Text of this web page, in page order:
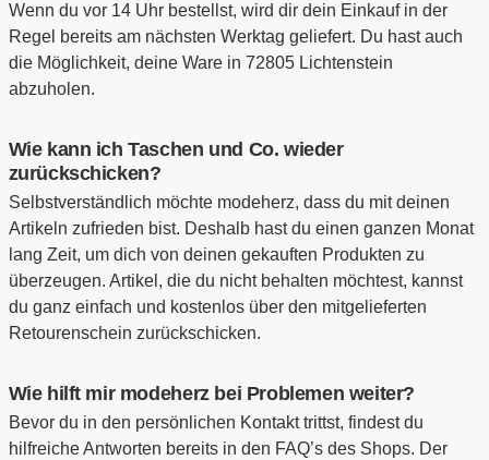
Wenn du vor 14 Uhr bestellst, wird dir dein Einkauf in der
Regel bereits am nächsten Werktag geliefert. Du hast auch
die Möglichkeit, deine Ware in 72805 Lichtenstein
abzuholen.
Wie kann ich Taschen und Co. wieder
zurückschicken?
Selbstverständlich möchte modeherz, dass du mit deinen
Artikeln zufrieden bist. Deshalb hast du einen ganzen Monat
lang Zeit, um dich von deinen gekauften Produkten zu
überzeugen. Artikel, die du nicht behalten möchtest, kannst
du ganz einfach und kostenlos über den mitgelieferten
Retourenschein zurückschicken.
Wie hilft mir modeherz bei Problemen weiter?
Bevor du in den persönlichen Kontakt trittst, findest du
hilfreiche Antworten bereits in den FAQ’s des Shops. Der